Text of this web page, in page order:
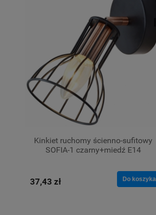
Kinkiet ruchomy ścienno-sufitowy
SOFIA-1 czarny+miedź E14
37,43 zł Do koszyka